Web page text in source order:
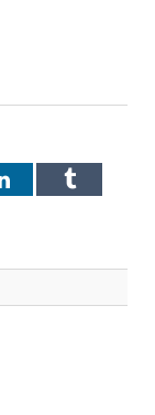
LinkedInTumblr